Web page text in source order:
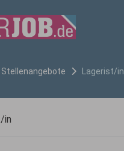
Stellenangebote Lagerist/in